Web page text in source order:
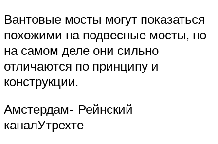
Вантовые мосты могут показаться
похожими на подвесные мосты, но
на самом деле они сильно
отличаются по принципу и
конструкции.
Амстердам- Рейнский
каналУтрехте